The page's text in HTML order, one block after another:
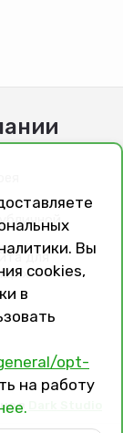
для
в
Вы
cookies,
в
opt-
на работу